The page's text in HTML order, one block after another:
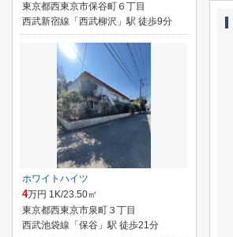
東京都西東京市保谷町６丁目
西武新宿線「西武柳沢」駅 徒歩9分
ホワイトハイツ
4万円 1K/23.50㎡
東京都西東京市泉町３丁目
西武池袋線「保谷」駅 徒歩21分